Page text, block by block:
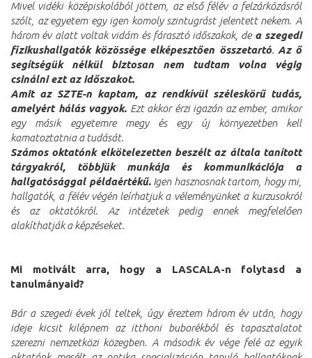
Mivel vidéki középiskolából jöttem, az első félév a felzárkózásról
szólt, az egyetem egy igen komoly szintugrást jelentett nekem. A
három év alatt voltak vidám és fárasztó időszakok, de a szegedi
fizikushallgatók közössége elképesztően összetartó. Az ő
segítségük nélkül biztosan nem tudtam volna végig
csinálni ezt az időszakot.
Amit az SZTE-n kaptam, az rendkívül széleskörű tudás,
amelyért hálás vagyok. Ezt akkor érzi igazán az ember, amikor
egy másik egyetemre megy és egy új környezetben kell
kamatoztatnia a tudását.
Számos oktatónk elkötelezetten beszélt az általa tanított
tárgyakról, többjük munkája és kommunikációja a
hallgatósággal példaértékű.Igen hasznosnak tartom, hogy mi,
hallgatók, a félév végén leírhatjuk a véleményünket a kurzusokról
és az oktatókról. Az intézetek pedig ennek megfelelően
alakíthatják a képzéseket.
Mi motivált arra, hogy a LASCALA-n folytasd a
tanulmányaid?
Bár a szegedi évek jól teltek, úgy éreztem három év után, hogy
ideje kicsit kilépnem az itthoni buborékból és tapasztalatot
szerezni nemzetközi közegben. A második év vége felé az egyik